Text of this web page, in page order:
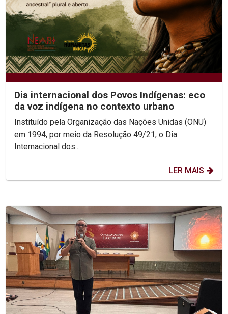
Dia internacional dos Povos Indígenas: eco
da voz indígena no contexto urbano
Instituído pela Organização das Nações Unidas (ONU)
em 1994, por meio da Resolução 49/21, o Dia
Internacional dos...
LER MAIS